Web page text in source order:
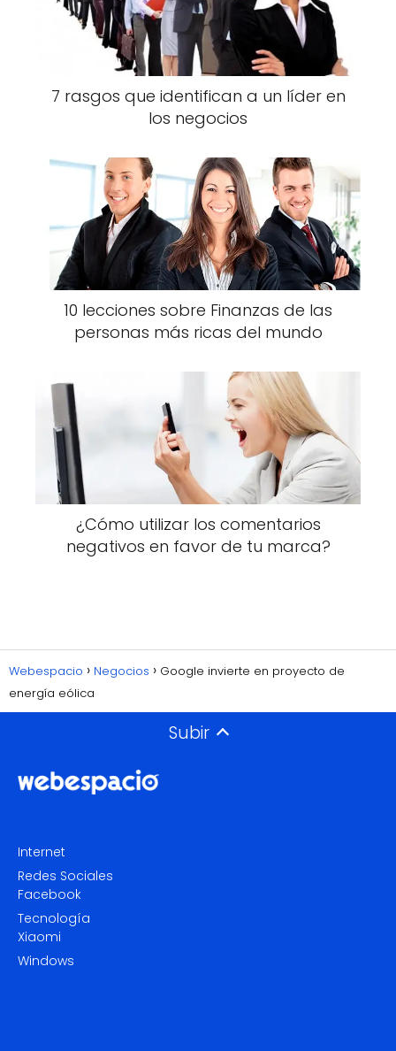
7 rasgos que identifican a un líder en
los negocios
10 lecciones sobre Finanzas de las
personas más ricas del mundo
¿Cómo utilizar los comentarios
negativos en favor de tu marca?
Webespacio Negocios
Google invierte en proyecto de
energía eólica
Subir
Internet
Redes Sociales
Facebook
Tecnología
Xiaomi
Windows